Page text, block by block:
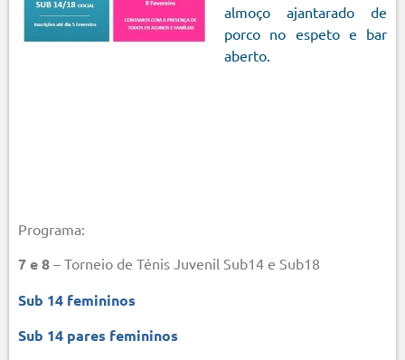
almoço ajantarado de
porco no espeto e bar
aberto.
Programa:
7 e 8 – Torneio de Ténis Juvenil Sub14 e Sub18
Sub 14 femininos
Sub 14 pares femininos